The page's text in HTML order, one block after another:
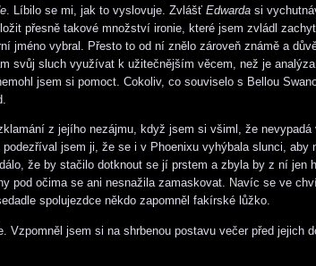
. Líbilo se mi, jak to vyslovuje. Zvlášť Edwarda si
přesně takové množství ironie, které jsem zvládl
jméno vybral. Přesto to od ní znělo zároveň známě a
svůj sluch využívat k užitečnějším věcem, než je
jsem si pomoct. Cokoliv, co souviselo s Bellou
z jejího nezájmu, když jsem si všiml, že nevypadá
jsem ji, že se i v Phoenixu vyhýbala slunci, aby
že by stačilo dotknout se jí prstem a zbyla by z ní jen
pod očima se ani nesnažila zamaskovat. Navíc se ve
spolujezdce někdo zapomněl fakírské lůžko.
Vzpomněl jsem si na shrbenou postavu večer před jejich